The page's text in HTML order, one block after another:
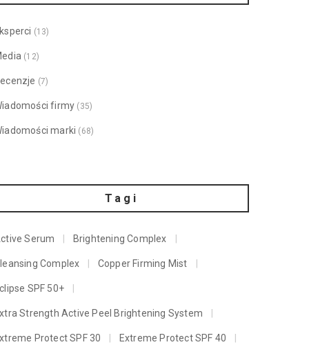
(13)
(12)
(7)
firmy (35)
marki (68)
Tagi
Serum Brightening Complex
Complex Copper Firming Mist
SPF 50+
Strength Active Peel Brightening System
Protect SPF 30 Extreme Protect SPF 40